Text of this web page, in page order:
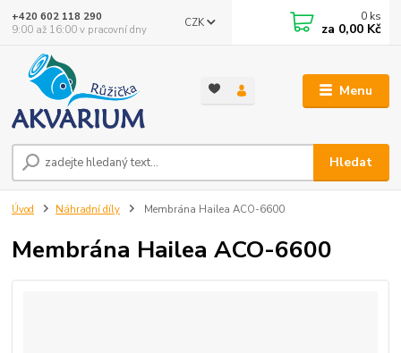
Menu
CZK
Hledat
+420 602 118 290
9:00 až 16:00 v pracovní dny
0 ks
za 0,00 Kč
Úvod Náhradní díly Membrána Hailea ACO-6600
Membrána Hailea ACO-6600